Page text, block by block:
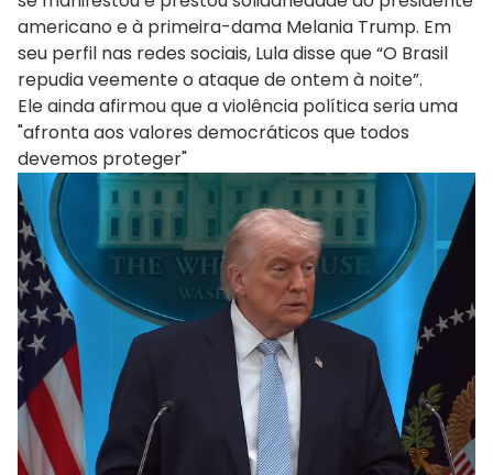
americano e à primeira-dama Melania Trump. Em
seu perfil nas redes sociais, Lula disse que “O Brasil
repudia veemente o ataque de ontem à noite”.
Ele ainda afirmou que a violência política seria uma
"afronta aos valores democráticos que todos
devemos proteger"